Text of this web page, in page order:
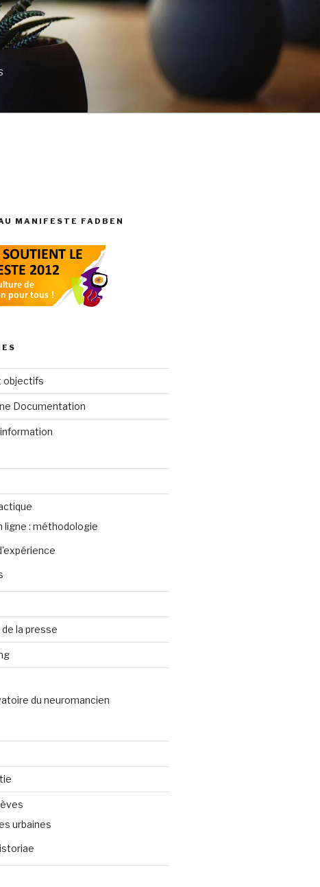
MANIFESTE FADBEN
objectifs
Documentation
ligne : méthodologie
la presse
du neuromancien
urbaines